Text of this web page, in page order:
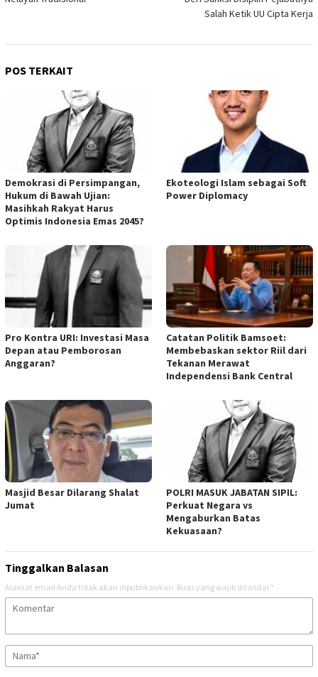
Salah Ketik UU Cipta Kerja
POS TERKAIT
Demokrasi di Persimpangan,
Hukum di Bawah Ujian:
Masihkah Rakyat Harus
Optimis Indonesia Emas 2045?
Ekoteologi Islam sebagai Soft
Power Diplomacy
Pro Kontra URI: Investasi Masa
Depan atau Pemborosan
Anggaran?
Catatan Politik Bamsoet:
Membebaskan sektor Riil dari
Tekanan Merawat
Independensi Bank Central
Masjid Besar Dilarang Shalat
Jumat
POLRI MASUK JABATAN SIPIL:
Perkuat Negara vs
Mengaburkan Batas
Kekuasaan?
Tinggalkan Balasan
Alamat email Anda tidak akan dipublikasikan. Ruas yang wajib ditandai *